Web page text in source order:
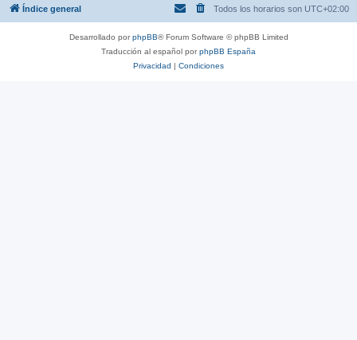
Índice general Todos los horarios son UTC+02:00
Desarrollado porphpBB® Forum Software © phpBB Limited
Traducción al español porphpBB España
Privacidad
Condiciones